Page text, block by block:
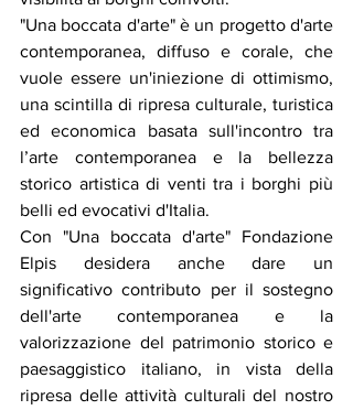
"Una boccata d'arte" è un progetto d'arte
contemporanea, diffuso e corale, che
vuole essere un'iniezione di ottimismo,
una scintilla di ripresa culturale, turistica
ed economica basata sull'incontro tra
l’arte contemporanea e la bellezza
storico artistica di venti tra i borghi più
belli ed evocativi d'Italia.
Con "Una boccata d'arte" Fondazione
Elpis desidera anche dare un
significativo contributo per il sostegno
dell'arte contemporanea e la
valorizzazione del patrimonio storico e
paesaggistico italiano, in vista della
ripresa delle attività culturali del nostro